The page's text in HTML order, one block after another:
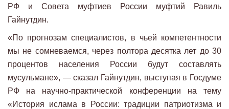
РФ и Совета муфтиев России муфтий Равиль
Гайнутдин.
«По прогнозам специалистов, в чьей компетентности
мы не сомневаемся, через полтора десятка лет до 30
процентов населения России будут составлять
мусульмане», — сказал Гайнутдин, выступая в Госдуме
РФ на научно-практической конференции на тему
«История ислама в России: традиции патриотизма и